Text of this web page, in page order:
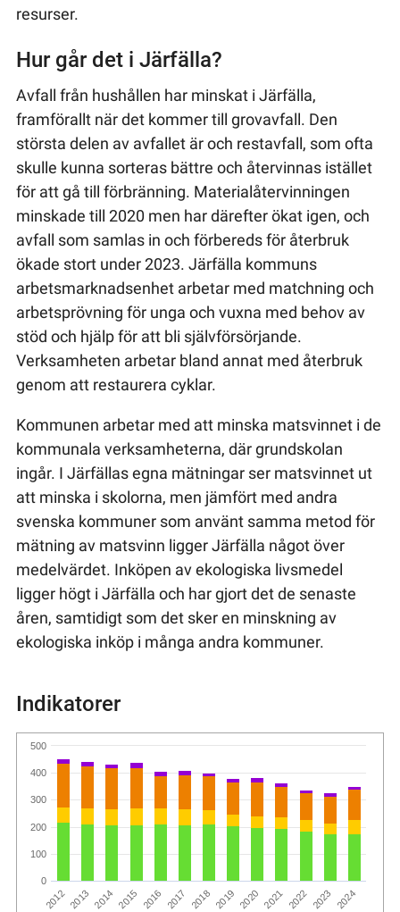
resurser.
Hur går det i Järfälla?
Avfall från hushållen har minskat i Järfälla,
framförallt när det kommer till grovavfall. Den
största delen av avfallet är och restavfall, som ofta
skulle kunna sorteras bättre och återvinnas istället
för att gå till förbränning. Materialåtervinningen
minskade till 2020 men har därefter ökat igen, och
avfall som samlas in och förbereds för återbruk
ökade stort under 2023. Järfälla kommuns
arbetsmarknadsenhet arbetar med matchning och
arbetsprövning för unga och vuxna med behov av
stöd och hjälp för att bli självförsörjande.
Verksamheten arbetar bland annat med återbruk
genom att restaurera cyklar.
Kommunen arbetar med att minska matsvinnet i de
kommunala verksamheterna, där grundskolan
ingår. I Järfällas egna mätningar ser matsvinnet ut
att minska i skolorna, men jämfört med andra
svenska kommuner som använt samma metod för
mätning av matsvinn ligger Järfälla något över
medelvärdet. Inköpen av ekologiska livsmedel
ligger högt i Järfälla och har gjort det de senaste
åren, samtidigt som det sker en minskning av
ekologiska inköp i många andra kommuner.
Indikatorer
2012 2013 2014 2015 2016 2017 2018 2019 2020 2021 2022 2023 2024
0
100
200
300
400
500